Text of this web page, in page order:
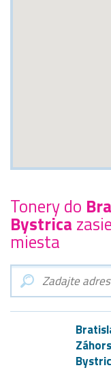
Tonery do
Bystrica
miesta